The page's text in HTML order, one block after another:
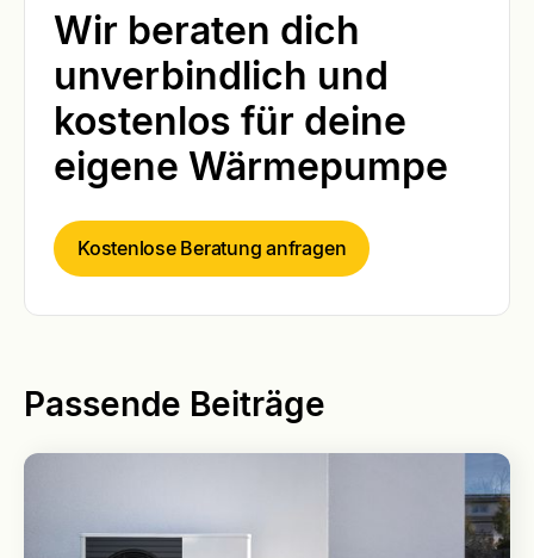
Wir beraten dich
unverbindlich und
kostenlos für deine
eigene Wärmepumpe
Kostenlose Beratung anfragen
Passende Beiträge